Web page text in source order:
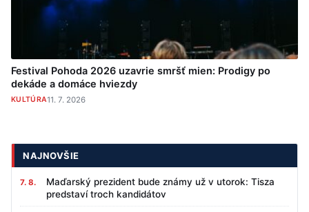
Festival Pohoda 2026 uzavrie smršť mien: Prodigy po
dekáde a domáce hviezdy
KULTÚRA11. 7. 2026
NAJNOVŠIE
7. 8.
Maďarský prezident bude známy už v utorok: Tisza
predstaví troch kandidátov